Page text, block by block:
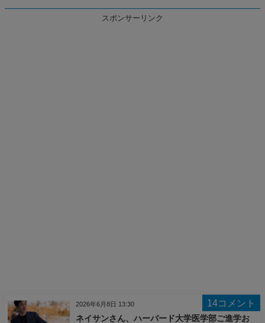
スポンサーリンク
14コメント
ネイサンさん、ハーバード大学医学部ご進学お
2026年6月8日 13:30